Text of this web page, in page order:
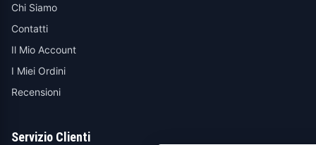
Chi Siamo
Contatti
Il Mio Account
I Miei Ordini
Recensioni
Servizio Clienti